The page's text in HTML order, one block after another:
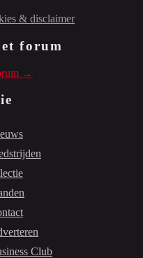
& disclaimer
forum
→
Club